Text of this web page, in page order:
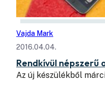
Vajda Mark
2016.04.04.
Rendkívül népszerű
Az új készülékből